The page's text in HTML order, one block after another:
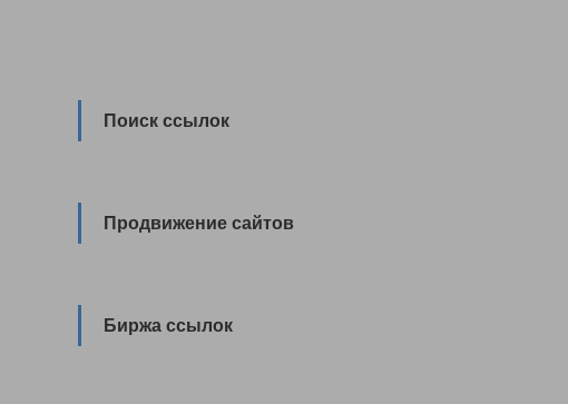
Поиск ссылок
Продвижение сайтов
Биржа ссылок